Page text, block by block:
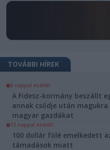
a Budapest
TOVÁBBI HÍREK
8 nappal ezelőtt
A Fidesz-kormány beszállt
annak csődje után
magyar gazdákat
13 nappal ezelőtt
100 dollár fölé emelkedett
támadások miatt